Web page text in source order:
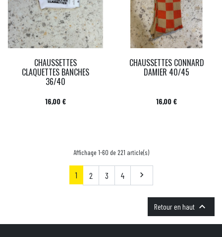
CHAUSSETTES
CLAQUETTES BANCHES
36/40
Prix
16,00 €
CHAUSSETTES CONNARD
DAMIER 40/45
Prix
16,00 €
Affichage 1-60 de 221 article(s)
1 2 3 4 Suivant

Retour en haut 